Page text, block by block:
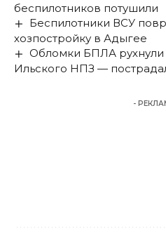
беспилотников потушили
Беспилотники ВСУ
хозпостройку в Адыгее
Обломки БПЛА
Ильского НПЗ —
-